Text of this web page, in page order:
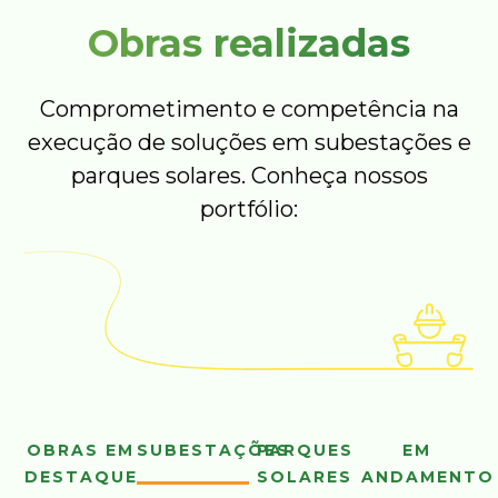
Obras realizadas
Comprometimento e competência na
execução de soluções em subestações e
parques solares. Conheça nossos
portfólio:
OBRAS EM
DESTAQUE
SUBESTAÇÕESPARQUES
SOLARES
EM
ANDAMENTO